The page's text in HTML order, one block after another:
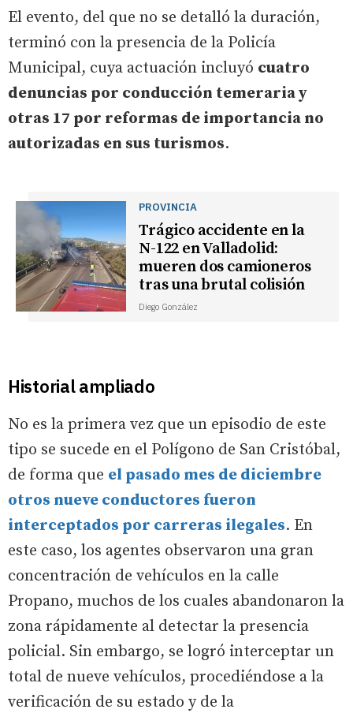
El evento, del que no se detalló la duración,
terminó con la presencia de la Policía
Municipal, cuya actuación incluyó cuatro
denuncias por conducción temeraria y
otras 17 por reformas de importancia no
autorizadas en sus turismos.
PROVINCIA
Trágico accidente en la
N-122 en Valladolid:
mueren dos camioneros
tras una brutal colisión
Diego González
Historial ampliado
No es la primera vez que un episodio de este
tipo se sucede en el Polígono de San Cristóbal,
de forma que el pasado mes de diciembre
otros nueve conductores fueron
interceptados por carreras ilegales. En
este caso, los agentes observaron una gran
concentración de vehículos en la calle
Propano, muchos de los cuales abandonaron la
zona rápidamente al detectar la presencia
policial. Sin embargo, se logró interceptar un
total de nueve vehículos, procediéndose a la
verificación de su estado y de la